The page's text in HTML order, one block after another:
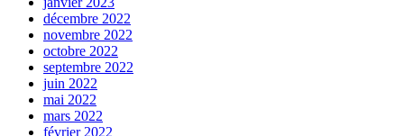
décembre 2022
novembre 2022
octobre 2022
septembre 2022
juin 2022
mai 2022
mars 2022
février 2022